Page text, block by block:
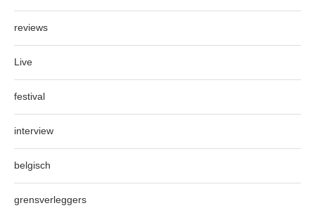
reviews
Live
festival
interview
belgisch
grensverleggers